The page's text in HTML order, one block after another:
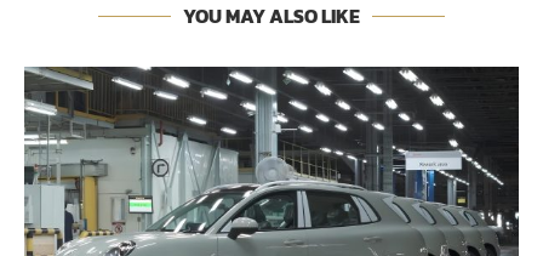
YOU MAY ALSO LIKE